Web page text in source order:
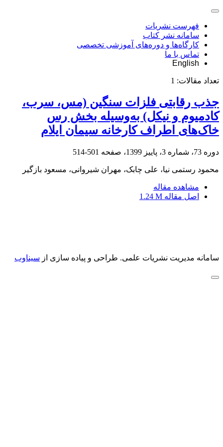
فهرست نشریات
سامانه نشر کتاب
کارگاه‌ها و دوره‌های آموزشی تخصصی
تماس با ما
English
تعداد مقالات: 1
جذب رقابتی فلزات سنگین (مس، سرب،
کادمیوم و نیکل) به‌وسیله بخش رس
خاک‌های اطراف کارخانه سیمان ایلام
دوره 73، شماره 3، پاییز 1399، صفحه 501-514
محمود رستمی نیا، علی چابک، مهران شیروانی، مسعود بازگیر
مشاهده مقاله
اصل مقاله 1.24 M
سامانه مدیریت نشریات علمی. طراحی و پیاده سازی از سیناوب